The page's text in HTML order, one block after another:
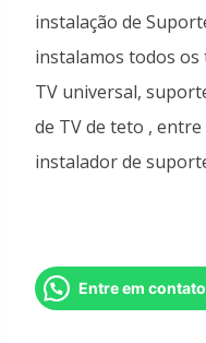
instalação de
instalamos todos
TV universal,
de TV de teto ,
instalador de
Entre em